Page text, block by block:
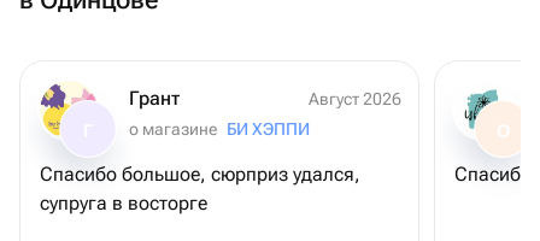
Грант
Август 2026
о магазине БИ ХЭППИ
Спасибо большое, сюрприз удался,
супруга в восторге
О
Спасибо